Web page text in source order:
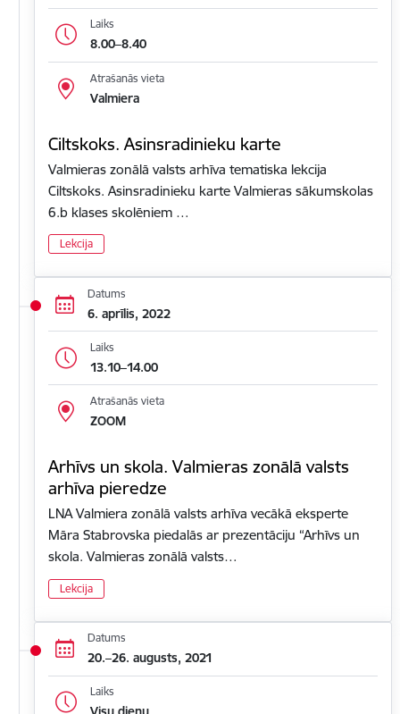
Laiks
8.00–8.40
Atrašanās vieta
Valmiera
Ciltskoks. Asinsradinieku karte
Valmieras zonālā valsts arhīva tematiska lekcija
Ciltskoks. Asinsradinieku karte Valmieras sākumskolas
6.b klases skolēniem …
Lekcija
Datums
6. aprīlis, 2022
Laiks
13.10–14.00
Atrašanās vieta
ZOOM
Arhīvs un skola. Valmieras zonālā valsts
arhīva pieredze
LNA Valmiera zonālā valsts arhīva vecākā eksperte
Māra Stabrovska piedalās ar prezentāciju “Arhīvs un
skola. Valmieras zonālā valsts…
Lekcija
Datums
20.–26. augusts, 2021
Laiks